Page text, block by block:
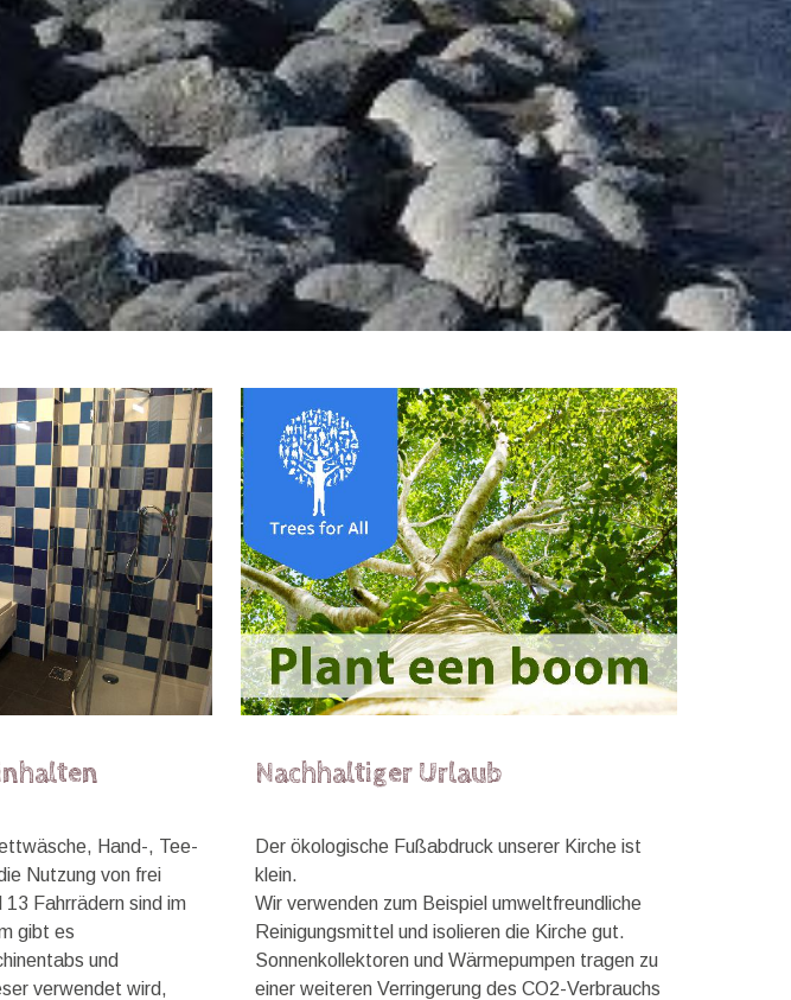
Hand-, Tee-
Nutzung von frei
13 Fahrrädern sind im
gibt es
und
verwendet wird,
Nachhaltiger Urlaub
Der ökologische Fußabdruck unserer Kirche ist
klein.
Wir verwenden zum Beispiel umweltfreundliche
Reinigungsmittel und isolieren die Kirche gut.
Sonnenkollektoren und Wärmepumpen tragen zu
einer weiteren Verringerung des CO2-Verbrauchs